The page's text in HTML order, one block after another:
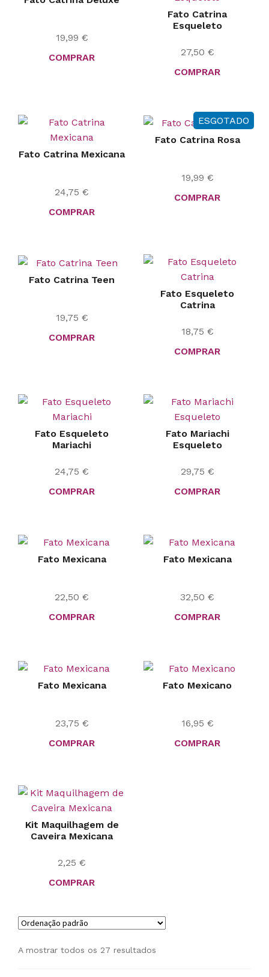
19,99 €
COMPRAR
Fato Catrina
Esqueleto
27,50 €
COMPRAR
Fato Catrina Mexicana
24,75 €
COMPRAR
ESGOTADO
Fato Catrina Rosa
19,99 €
COMPRAR
Fato Catrina Teen
19,75 €
COMPRAR
Fato Esqueleto
Catrina
18,75 €
COMPRAR
Fato Esqueleto
Mariachi
24,75 €
COMPRAR
Fato Mariachi
Esqueleto
29,75 €
COMPRAR
Fato Mexicana
22,50 €
COMPRAR
Fato Mexicana
32,50 €
COMPRAR
Fato Mexicana
23,75 €
COMPRAR
Fato Mexicano
16,95 €
COMPRAR
Kit Maquilhagem de
Caveira Mexicana
2,25 €
COMPRAR
A mostrar todos os 27 resultados